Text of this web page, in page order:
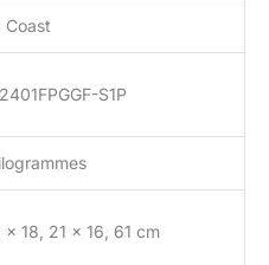
est le premier
d'oreillers en
pour les
Unis. Quel que soit
style de sommeil,
oreiller parfait
Coast
S1P
18, 21 x 16, 61 cm